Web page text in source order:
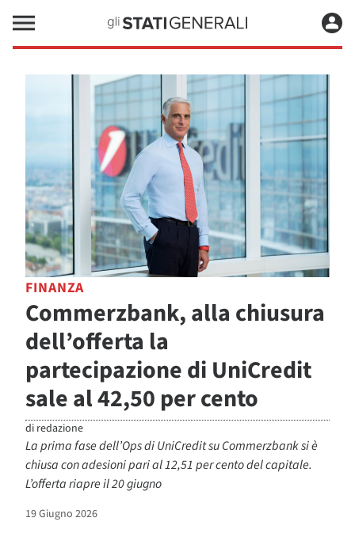
FINANZA
Commerzbank, alla chiusura
dell’offerta la
partecipazione di UniCredit
sale al 42,50 per cento
di redazione
La prima fase dell’Ops di UniCredit su Commerzbank si è
chiusa con adesioni pari al 12,51 per cento del capitale.
L’offerta riapre il 20 giugno
19 Giugno 2026